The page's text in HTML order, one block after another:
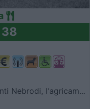
Nebrodi, l'agricam...